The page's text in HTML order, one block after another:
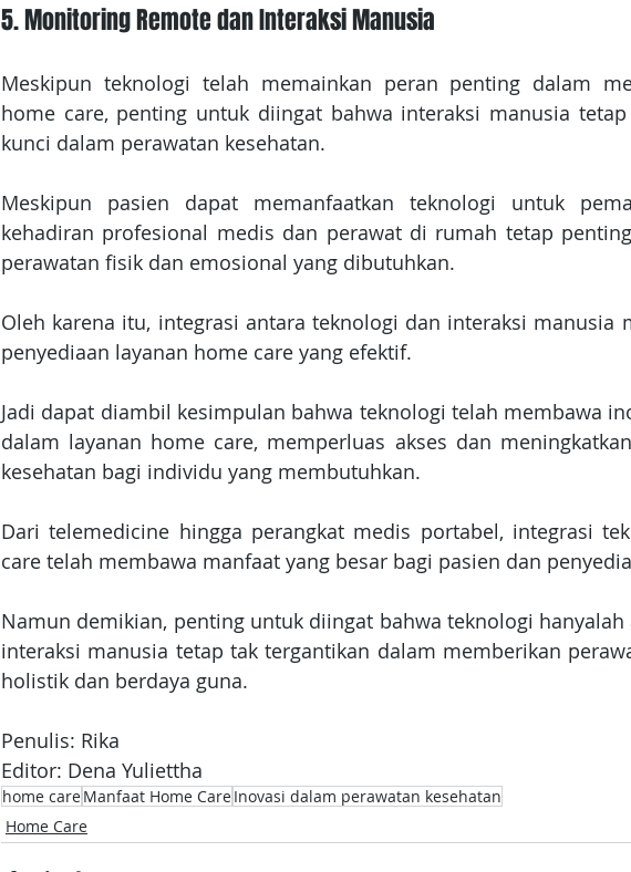
5. Monitoring Remote dan Interaksi Manusia
Meskipun teknologi telah memainkan peran penting dalam
home care, penting untuk diingat bahwa interaksi manusia
kunci dalam perawatan kesehatan.
Meskipun pasien dapat memanfaatkan teknologi untuk
kehadiran profesional medis dan perawat di rumah tetap
perawatan fisik dan emosional yang dibutuhkan.
Oleh karena itu, integrasi antara teknologi dan interaksi manusia
penyediaan layanan home care yang efektif.
Jadi dapat diambil kesimpulan bahwa teknologi telah membawa
dalam layanan home care, memperluas akses dan
kesehatan bagi individu yang membutuhkan.
Dari telemedicine hingga perangkat medis portabel, integrasi
care telah membawa manfaat yang besar bagi pasien dan
Namun demikian, penting untuk diingat bahwa teknologi hanyalah
interaksi manusia tetap tak tergantikan dalam memberikan
holistik dan berdaya guna.
Penulis: Rika
Editor: Dena Yuliettha
home careManfaat Home CareInovasi dalam perawatan kesehatan
Home Care